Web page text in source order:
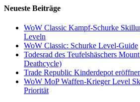
Neueste Beiträge
WoW Classic Kampf-Schurke
Leveln
WoW Classic: Schurke Level-Guide
Todesrad des Teufelshäschers
Deathcycle)
Trade Republic Kinderdepot
WoW MoP Waffen-Krieger Level
Priorität